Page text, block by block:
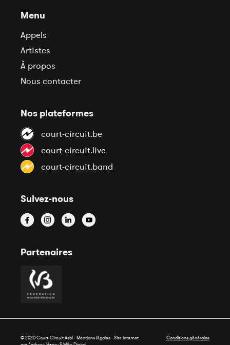
Menu
Appels
Artistes
À propos
Nous contacter
Nos plateformes
court-circuit.be
court-circuit.live
court-circuit.band
Suivez-nous
Partenaires
© 2020 Court-Circuit Asbl - Mentions légales - Site internet
Conditions générales